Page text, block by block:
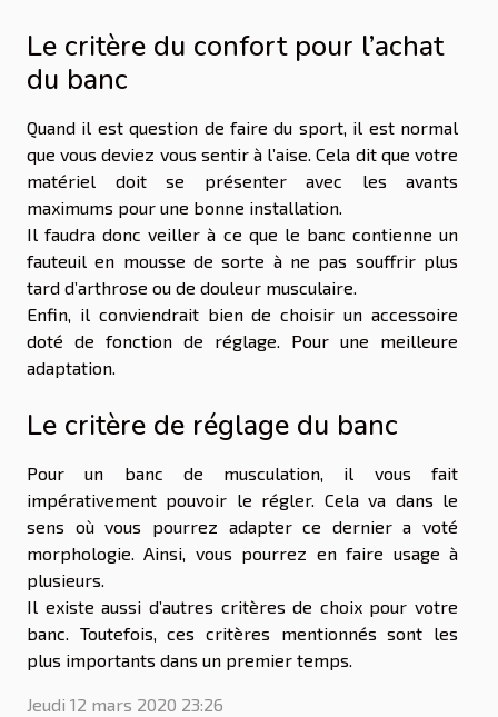
Le critère du confort pour l’achat
du banc
Quand il est question de faire du sport, il est normal
que vous deviez vous sentir à l’aise. Cela dit que votre
matériel doit se présenter avec les avants
maximums pour une bonne installation.
Il faudra donc veiller à ce que le banc contienne un
fauteuil en mousse de sorte à ne pas souffrir plus
tard d’arthrose ou de douleur musculaire.
Enfin, il conviendrait bien de choisir un accessoire
doté de fonction de réglage. Pour une meilleure
adaptation.
Le critère de réglage du banc
Pour un banc de musculation, il vous fait
impérativement pouvoir le régler. Cela va dans le
sens où vous pourrez adapter ce dernier a voté
morphologie. Ainsi, vous pourrez en faire usage à
plusieurs.
Il existe aussi d’autres critères de choix pour votre
banc. Toutefois, ces critères mentionnés sont les
plus importants dans un premier temps.
Jeudi 12 mars 2020 23:26